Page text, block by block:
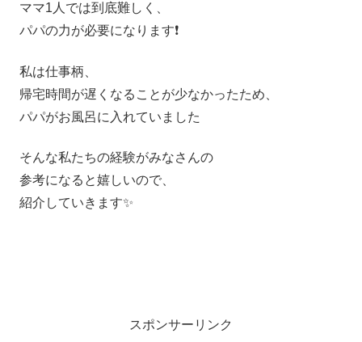
ママ1人では到底難しく、
パパの力が必要になります❗️
私は仕事柄、
帰宅時間が遅くなることが少なかったため、
パパがお風呂に入れていました
そんな私たちの経験がみなさんの
参考になると嬉しいので、
紹介していきます✨
スポンサーリンク